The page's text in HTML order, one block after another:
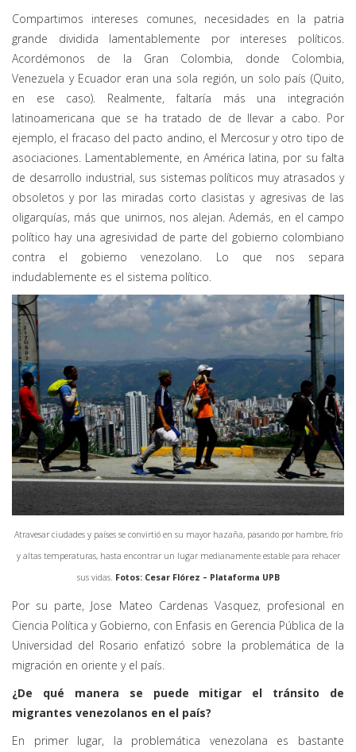
Compartimos intereses comunes, necesidades en la patria
grande dividida lamentablemente por intereses políticos.
Acordémonos de la Gran Colombia, donde Colombia,
Venezuela y Ecuador eran una sola región, un solo país (Quito,
en ese caso). Realmente, faltaría más una integración
latinoamericana que se ha tratado de de llevar a cabo. Por
ejemplo, el fracaso del pacto andino, el Mercosur y otro tipo de
asociaciones. Lamentablemente, en América latina, por su falta
de desarrollo industrial, sus sistemas políticos muy atrasados y
obsoletos y por las miradas corto clasistas y agresivas de las
oligarquías, más que unirnos, nos alejan. Además, en el campo
político hay una agresividad de parte del gobierno colombiano
contra el gobierno venezolano. Lo que nos separa
indudablemente es el sistema político.
Atravesar ciudades y países se convirtió en su mayor hazaña, pasando por hambre, frío
y altas temperaturas, hasta encontrar un lugar medianamente estable para rehacer
sus vidas. Fotos: Cesar Flórez – Plataforma UPB
Por su parte, Jose Mateo Cardenas Vasquez, profesional en
Ciencia Política y Gobierno, con Enfasis en Gerencia Pública de la
Universidad del Rosario enfatizó sobre la problemática de la
migración en oriente y el país.
¿De qué manera se puede mitigar el tránsito de
migrantes venezolanos en el país?
En primer lugar, la problemática venezolana es bastante